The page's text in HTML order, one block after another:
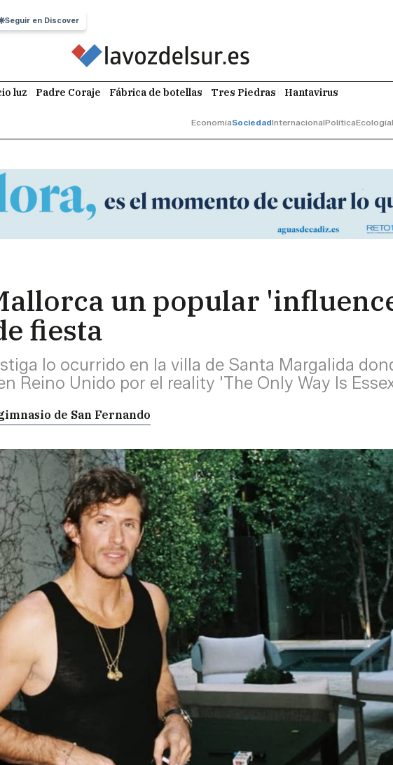
Seguir en Discover
luz Padre Coraje Fábrica de botellas Tres Piedras Hantavirus
EconomíaSociedadInternacionalPolíticaEcología
un popular
fiesta
lo ocurrido en la villa de Santa Margalida
Reino Unido por el reality 'The Only Way Is
de San Fernando